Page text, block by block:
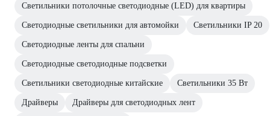
Светильники потолочные светодиодные (LED) для квартиры
Светодиодные светильники для автомойки Светильники IP 20
Светодиодные ленты для спальни
Светодиодные светодиодные подсветки
Светильники светодиодные китайские Светильники 35 Вт
Драйверы Драйверы для светодиодных лент